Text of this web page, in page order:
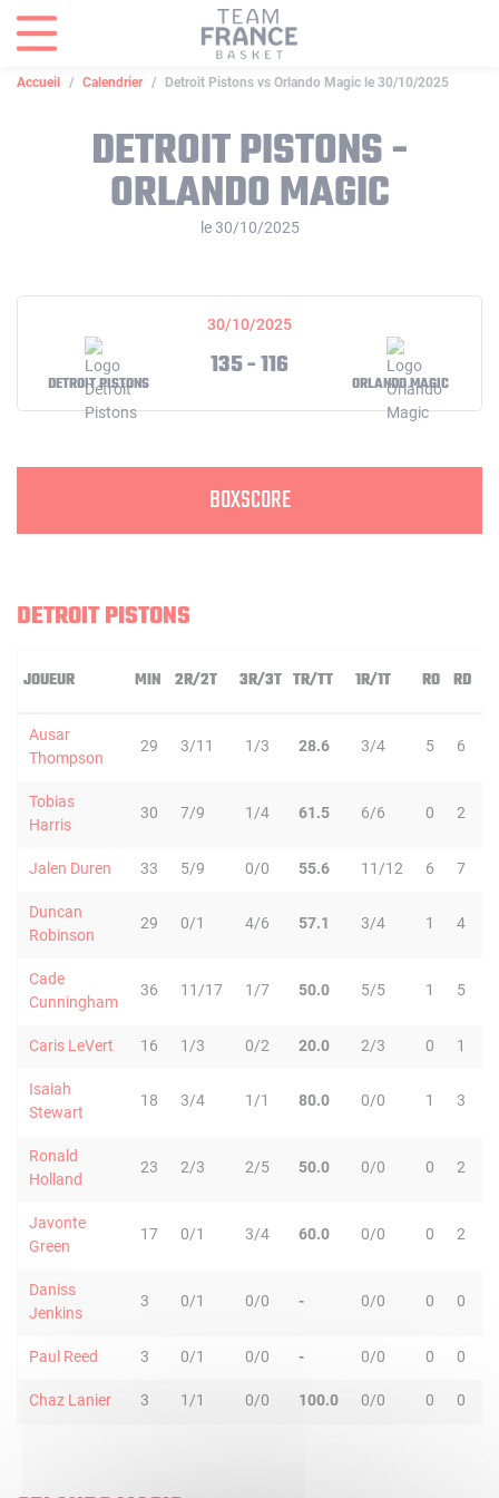
Accueil Calendrier Detroit Pistons vs Orlando Magic le 30/10/2025
DETROIT PISTONS -
ORLANDO MAGIC
le 30/10/2025
30/10/2025
DETROIT PISTONS
135 - 116
ORLANDO MAGIC
BOXSCORE
DETROIT PISTONS
JOUEUR MIN 2R/2T 3R/3T TR/TT 1R/1T RO RD
Ausar
Thompson
29 3/11 1/3 28.6 3/4 5 6
Tobias
Harris
30 7/9 1/4 61.5 6/6 0 2
Jalen Duren 33 5/9 0/0 55.6 11/12 6 7
Duncan
Robinson
29 0/1 4/6 57.1 3/4 1 4
Cade
Cunningham
36 11/17 1/7 50.0 5/5 1 5
Caris LeVert 16 1/3 0/2 20.0 2/3 0 1
Isaiah
Stewart
18 3/4 1/1 80.0 0/0 1 3
Ronald
Holland
23 2/3 2/5 50.0 0/0 0 2
Javonte
Green
17 0/1 3/4 60.0 0/0 0 2
Daniss
Jenkins
3 0/1 0/0 - 0/0 0 0
Paul Reed 3 0/1 0/0 - 0/0 0 0
Chaz Lanier 3 1/1 0/0 100.0 0/0 0 0
Panneau de gestion des cookies